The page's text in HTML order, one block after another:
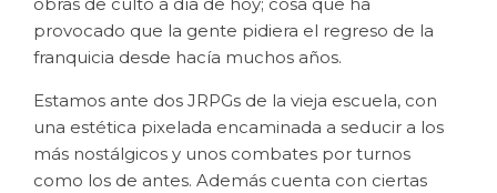
provocado que la gente pidiera el regreso de la
franquicia desde hacía muchos años.
Estamos ante dos JRPGs de la vieja escuela, con
una estética pixelada encaminada a seducir a los
más nostálgicos y unos combates por turnos
como los de antes. Además cuenta con ciertas